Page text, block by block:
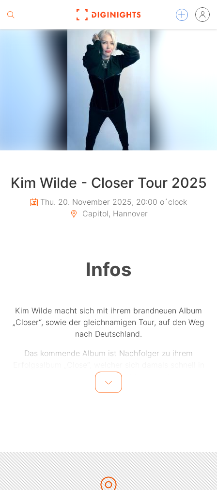
Kim Wilde - Closer Tour 2025
Thu. 20. November 2025, 20:00 o´clock
Capitol, Hannover
Infos
Kim Wilde macht sich mit ihrem brandneuen Album
„Closer“, sowie der gleichnamigen Tour, auf den Weg
nach Deutschland.
Das kommende Album ist Nachfolger zu ihrem
ganz Europa in der Top-10 platzierte.
Fast 40 Jahre später bringt die Britin das berühmte
Keep Me Hangin‘ On“, „Chequered Love“ und „You
Came“.
Kim hat sich ihren Ruf als beeindruckende Live